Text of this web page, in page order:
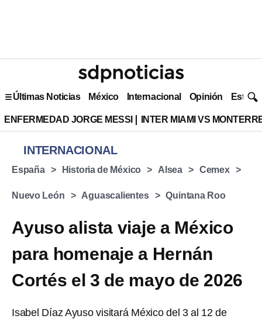
Últimas Noticias México Internacional Opinión Estilo
ENFERMEDAD JORGE MESSI INTER MIAMI VS
INTERNACIONAL
España Historia de México Alsea Cemex
Nuevo León Aguascalientes Quintana Roo
Ayuso alista viaje a México
para homenaje a Hernán
Cortés el 3 de mayo de 2026
Isabel Díaz Ayuso visitará México del 3 al 12 de